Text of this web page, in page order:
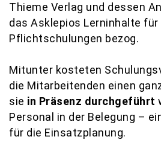
Thieme Verlag und dessen
das Asklepios Lerninhalte
Pflichtschulungen bezog.
Mitunter kosteten
die Mitarbeitenden einen
sie in Präsenz durchgeführt
Personal in der Belegung –
für die Einsatzplanung.